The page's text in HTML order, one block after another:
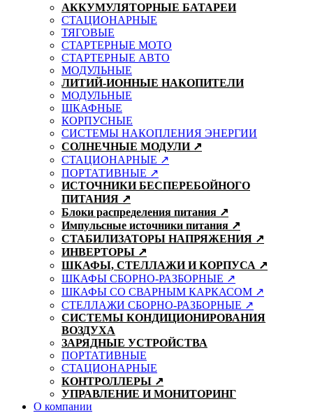
АККУМУЛЯТОРНЫЕ БАТАРЕИ
СТАЦИОНАРНЫЕ
ТЯГОВЫЕ
СТАРТЕРНЫЕ МОТО
СТАРТЕРНЫЕ АВТО
МОДУЛЬНЫЕ
ЛИТИЙ-ИОННЫЕ НАКОПИТЕЛИ
МОДУЛЬНЫЕ
ШКАФНЫЕ
КОРПУСНЫЕ
СИСТЕМЫ НАКОПЛЕНИЯ ЭНЕРГИИ
СОЛНЕЧНЫЕ МОДУЛИ ↗
СТАЦИОНАРНЫЕ ↗
ПОРТАТИВНЫЕ ↗
ИСТОЧНИКИ БЕСПЕРЕБОЙНОГО
ПИТАНИЯ ↗
Блоки распределения питания ↗
Импульсные источники питания ↗
СТАБИЛИЗАТОРЫ НАПРЯЖЕНИЯ ↗
ИНВЕРТОРЫ ↗
ШКАФЫ, СТЕЛЛАЖИ И КОРПУСА ↗
ШКАФЫ СБОРНО-РАЗБОРНЫЕ ↗
ШКАФЫ СО СВАРНЫМ КАРКАСОМ ↗
СТЕЛЛАЖИ СБОРНО-РАЗБОРНЫЕ ↗
СИСТЕМЫ КОНДИЦИОНИРОВАНИЯ
ВОЗДУХА
ЗАРЯДНЫЕ УСТРОЙСТВА
ПОРТАТИВНЫЕ
СТАЦИОНАРНЫЕ
КОНТРОЛЛЕРЫ ↗
УПРАВЛЕНИЕ И МОНИТОРИНГ
О компании